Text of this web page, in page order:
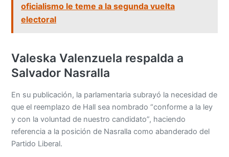
oficialismo le teme a la segunda vuelta
electoral
Valeska Valenzuela respalda a
Salvador Nasralla
En su publicación, la parlamentaria subrayó la necesidad de
que el reemplazo de Hall sea nombrado “conforme a la ley
y con la voluntad de nuestro candidato”, haciendo
referencia a la posición de Nasralla como abanderado del
Partido Liberal.